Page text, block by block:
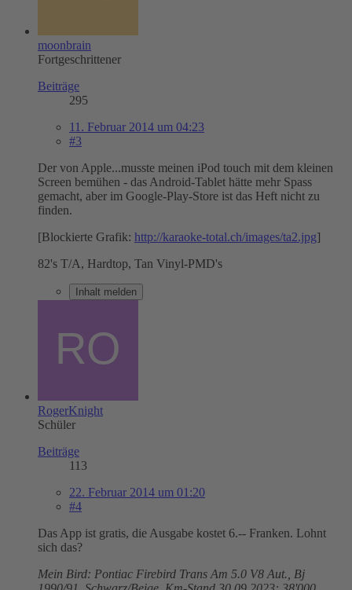
moonbrain
Fortgeschrittener
Beiträge
295
11. Februar 2014 um 04:23
#3
Der von Apple...musste meinen iPod touch mit dem kleinen
Screen bemühen - das Android-Tablet hätte mehr Spass
gemacht, aber im Google-Play-Store ist das Heft nicht zu
finden.
[Blockierte Grafik: http://karaoke-total.ch/images/ta2.jpg]
82's T/A, Hardtop, Tan Vinyl-PMD's
Inhalt melden
RogerKnight
Schüler
Beiträge
113
22. Februar 2014 um 01:20
#4
Das App ist gratis, die Ausgabe kostet 6.-- Franken. Lohnt
sich das?
Mein Bird: Pontiac Firebird Trans Am 5.0 V8 Aut., Bj